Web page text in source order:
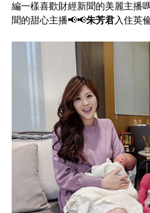
編一樣喜歡財經新聞的美麗主播
聞的甜心主播📢📢朱芳君入住英
播
朱